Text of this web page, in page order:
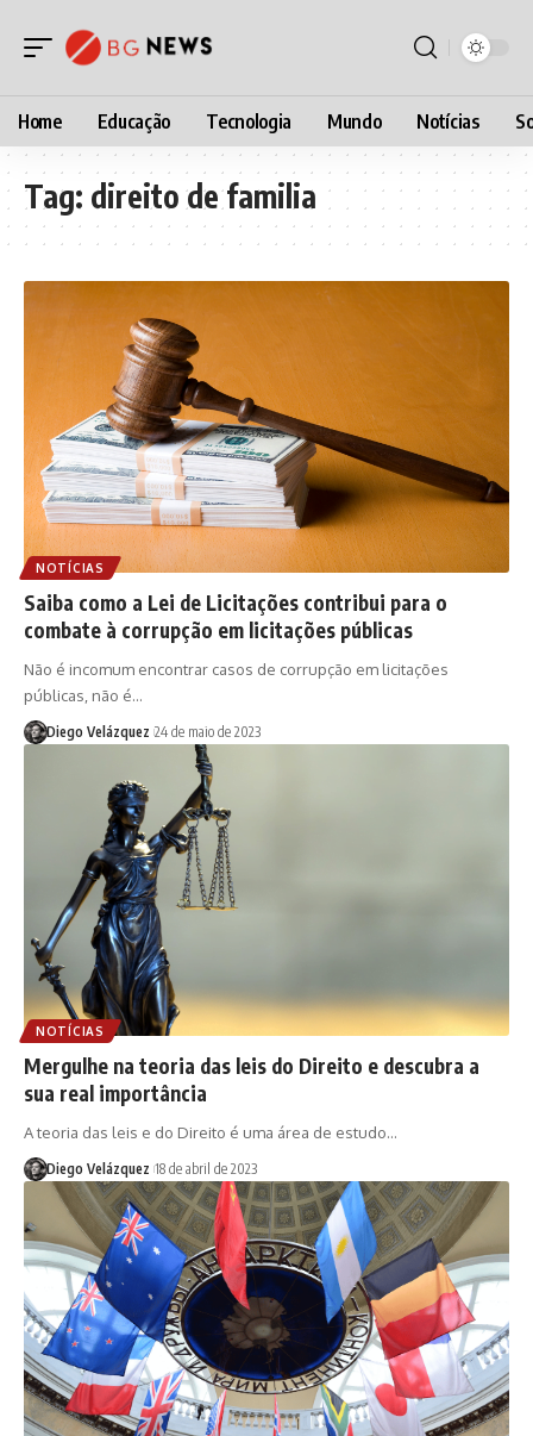
Home Educação Tecnologia Mundo Notícias
Tag: direito de familia
NOTÍCIAS
Saiba como a Lei de Licitações contribui para o
combate à corrupção em licitações públicas
Não é incomum encontrar casos de corrupção em licitações
públicas, não é…
Diego Velázquez 24 de maio de 2023
NOTÍCIAS
Mergulhe na teoria das leis do Direito e descubra a
sua real importância
A teoria das leis e do Direito é uma área de estudo…
Diego Velázquez 18 de abril de 2023